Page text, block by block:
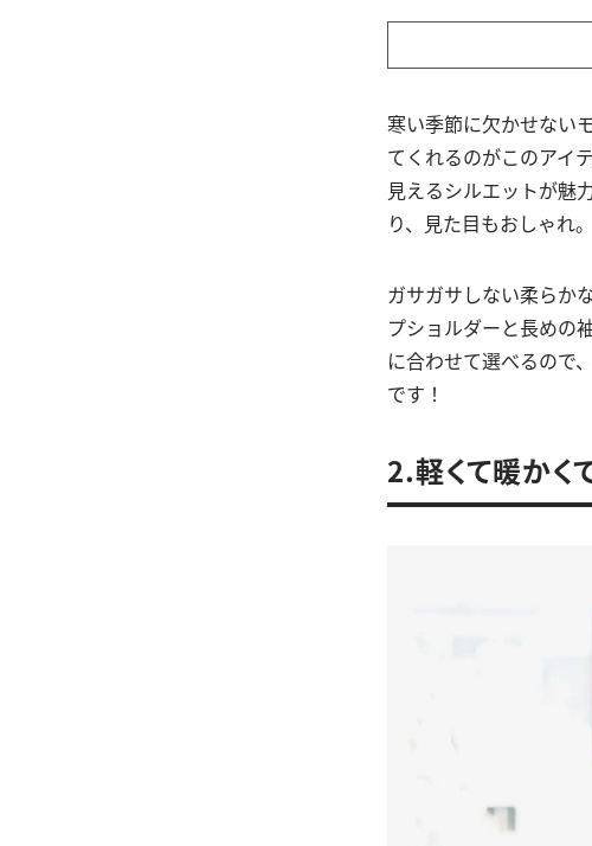
寒い季節に欠かせない
てくれるのがこのアイ
見えるシルエットが魅
り、見た目もおしゃれ。
ガサガサしない柔らか
プショルダーと長めの
に合わせて選べるので
です！
2.軽くて暖かく